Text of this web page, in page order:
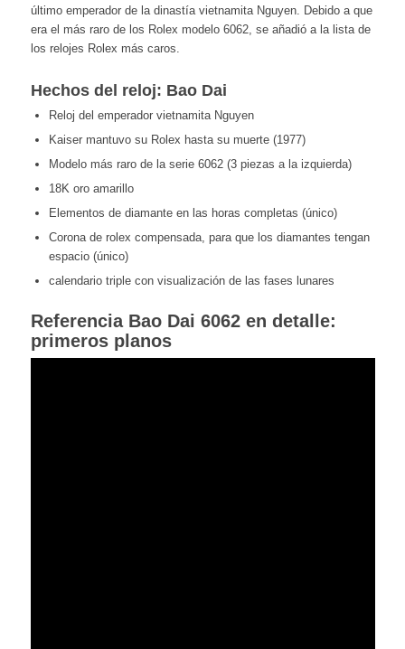
último emperador de la dinastía vietnamita Nguyen. Debido a que
era el más raro de los Rolex modelo 6062, se añadió a la lista de
los relojes Rolex más caros.
Hechos del reloj: Bao Dai
Reloj del emperador vietnamita Nguyen
Kaiser mantuvo su Rolex hasta su muerte (1977)
Modelo más raro de la serie 6062 (3 piezas a la izquierda)
18K oro amarillo
Elementos de diamante en las horas completas (único)
Corona de rolex compensada, para que los diamantes tengan
espacio (único)
calendario triple con visualización de las fases lunares
Referencia Bao Dai 6062 en detalle:
primeros planos